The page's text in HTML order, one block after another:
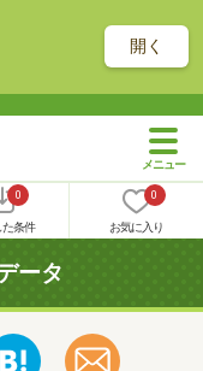
開く
0
条件
0
お気に入り
ータ